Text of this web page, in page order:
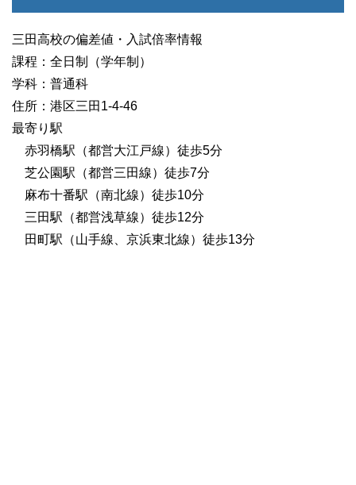
三田高校の偏差値・入試倍率情報
課程：全日制（学年制）
学科：普通科
住所：港区三田1-4-46
最寄り駅
赤羽橋駅（都営大江戸線）徒歩5分
芝公園駅（都営三田線）徒歩7分
麻布十番駅（南北線）徒歩10分
三田駅（都営浅草線）徒歩12分
田町駅（山手線、京浜東北線）徒歩13分